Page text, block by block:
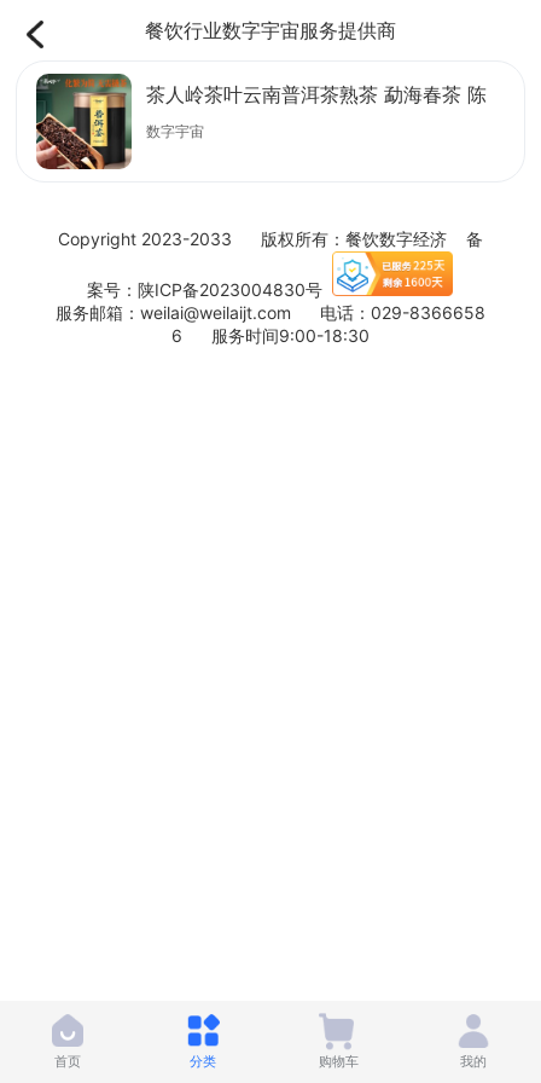
餐饮行业数字宇宙服务提供商
茶人岭茶叶云南普洱茶熟茶 勐海春茶 陈
仓三年罐装普洱200g
数字宇宙
Copyright 2023-2033 版权所有：餐饮数字经济 备
案号：陕ICP备2023004830号
服务邮箱：weilai@weilaijt.com 电话：029-8366658
6 服务时间9:00-18:30
首页 分类 购物车 我的